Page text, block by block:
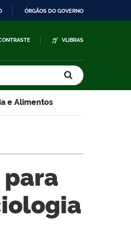
ÓRGÃOS DO GOVERNO
VLIBRAS
e Alimentos
para